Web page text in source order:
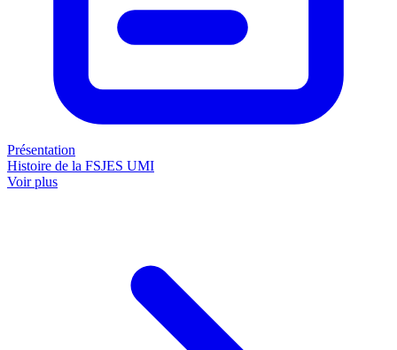
Présentation
Histoire de la FSJES UMI
Voir plus